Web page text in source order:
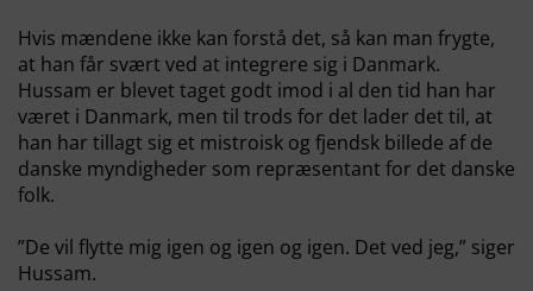
Hvis mændene ikke kan forstå det, så kan man frygte,
at han får svært ved at integrere sig i Danmark.
Hussam er blevet taget godt imod i al den tid han har
været i Danmark, men til trods for det lader det til, at
han har tillagt sig et mistroisk og fjendsk billede af de
danske myndigheder som repræsentant for det danske
folk.
”De vil flytte mig igen og igen og igen. Det ved jeg,” siger
Hussam.